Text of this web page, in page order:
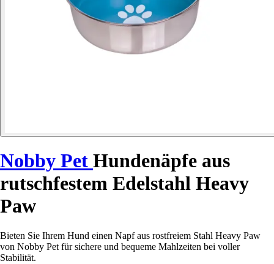
Nobby Pet Hundenäpfe aus
rutschfestem Edelstahl Heavy
Paw
Bieten Sie Ihrem Hund einen Napf aus rostfreiem Stahl Heavy Paw
von Nobby Pet für sichere und bequeme Mahlzeiten bei voller
Stabilität.